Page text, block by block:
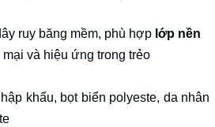
ruy băng mềm, phù hợp lớp nền
mại và hiệu ứng trong trẻo
khẩu, bọt biển polyeste, da nhân